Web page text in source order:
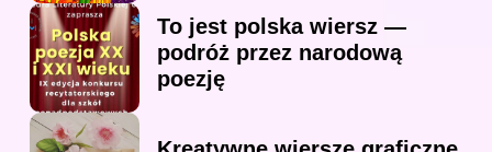
To jest polska wiersz —
podróż przez narodową
poezję